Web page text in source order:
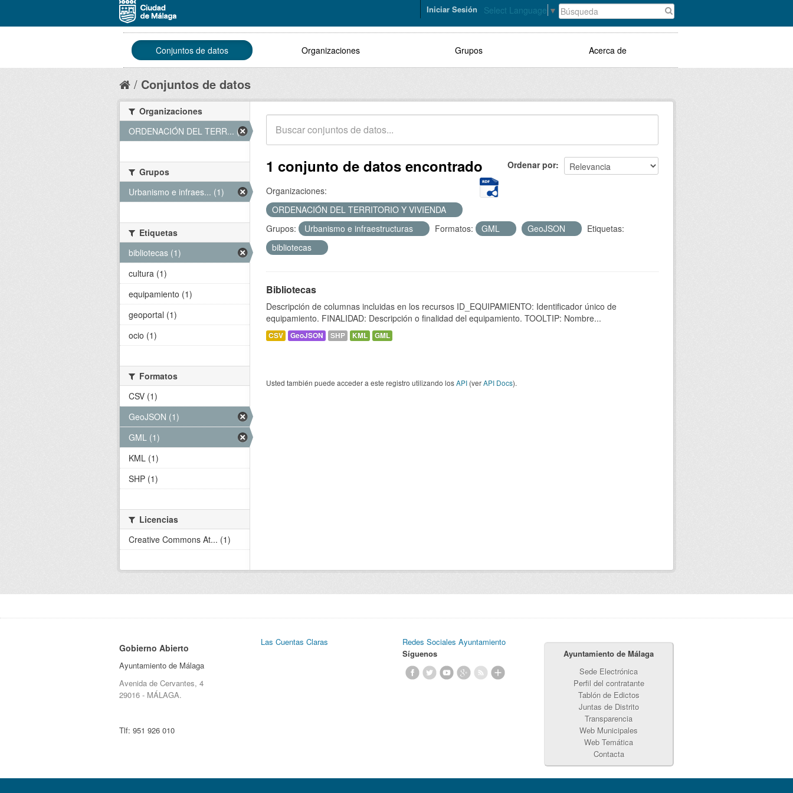
Select Language ▼
Iniciar Sesión
Conjuntos de datos Organizaciones Grupos Acerca de
Conjuntos de datos
Ordenar por
1 conjunto de datos encontrado
Organizaciones:
ORDENACIÓN DEL TERRITORIO Y VIVIENDA
Grupos:
Urbanismo e infraestructuras Formatos: GML GeoJSON
Etiquetas:
bibliotecas
Bibliotecas
Descripción de columnas incluidas en los recursos ID_EQUIPAMIENTO: Identificador único de
equipamiento. FINALIDAD: Descripción o finalidad del equipamiento. TOOLTIP: Nombre...
CSV GeoJSON SHP KML GML
Usted también puede acceder a este registro utilizando losAPI (verAPI Docs).
Organizaciones
ORDENACIÓN DEL TERR... (1)
Grupos
Urbanismo e infraes... (1)
Etiquetas
bibliotecas (1)
cultura (1)
equipamiento (1)
geoportal (1)
ocio (1)
Formatos
CSV (1)
GeoJSON (1)
GML (1)
KML (1)
SHP (1)
Licencias
Creative Commons At... (1)
Gobierno Abierto
Ayuntamiento de Málaga
Avenida de Cervantes, 4
29016 - MÁLAGA.
Tlf: 951 926 010
Las Cuentas Claras
Redes Sociales Ayuntamiento
Síguenos
Ayuntamiento de Málaga
Sede Electrónica
Perfil del contratante
Tablón de Edictos
Juntas de Distrito
Transparencia
Web Municipales
Web Temática
Contacta